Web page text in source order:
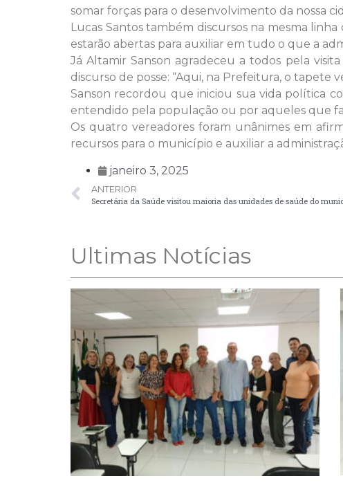
somar forças para o desenvolvimento da nossa
Lucas Santos também discursos na mesma
estarão abertas para auxiliar em tudo o que a
Já Altamir Sanson agradeceu a todos pela
discurso de posse: “Aqui, na Prefeitura, o tapete
Sanson recordou que iniciou sua vida política
entendido pela população ou por aqueles que
Os quatro vereadores foram unânimes em
recursos para o município e auxiliar a
janeiro 3, 2025
ANTERIOR
Secretária da Saúde visitou maioria das unidades de saúde do
Ultimas Notícias